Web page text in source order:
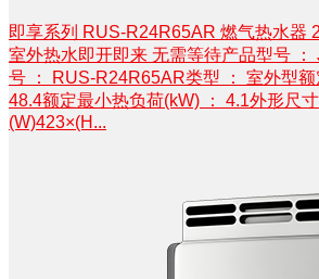
即享系列 RUS-R24R65AR 燃气热水器
室外热水即开即来 无需等待产品型号
号 ： RUS-R24R65AR类型 ： 室外型额
48.4额定最小热负荷(kW) ： 4.1外形尺寸
(W)423×(H...